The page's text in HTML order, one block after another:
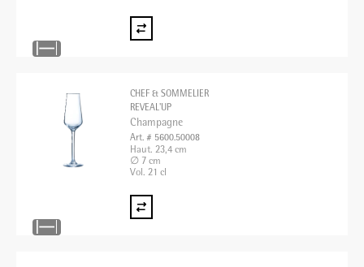
CHEF & SOMMELIER
REVEAL'UP
Champagne
Art. # 5600.50008
Haut. 23,4 cm
∅ 7 cm
Vol. 21 cl